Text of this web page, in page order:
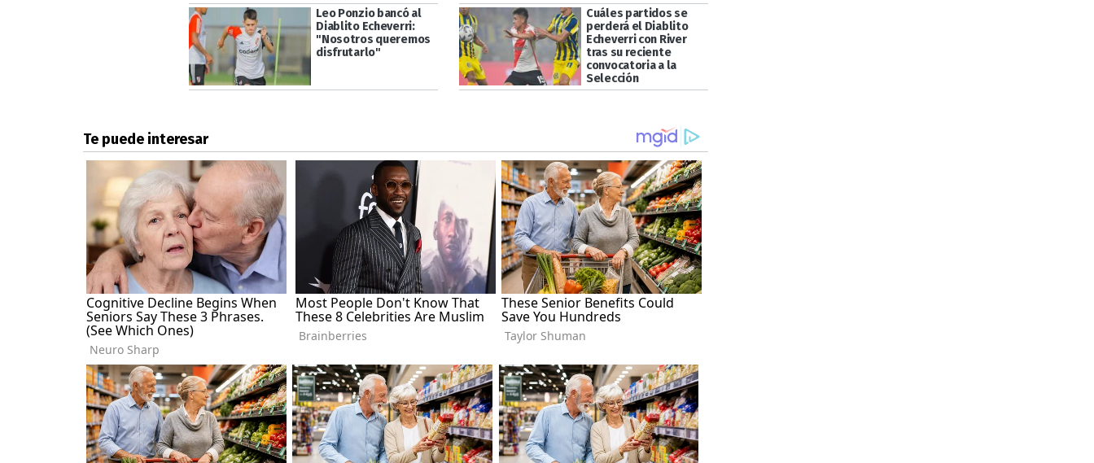
Leo Ponzio bancó al
Diablito Echeverri:
"Nosotros queremos
disfrutarlo"
Cuáles partidos se
perderá el Diablito
Echeverri con River
tras su reciente
convocatoria a la
Selección